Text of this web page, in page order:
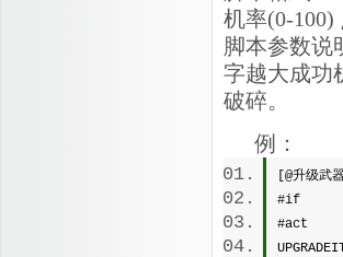
机率(0-100)
脚本参数说
字越大成功
破碎。
例：
[@升级武
#if
#act